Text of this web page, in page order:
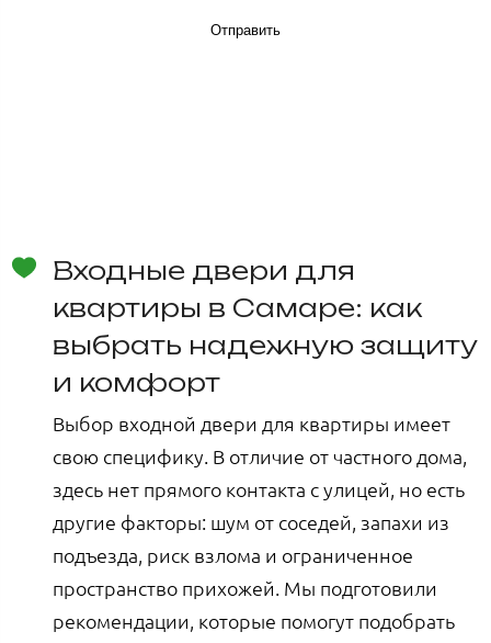
Отправить
Входные двери для
квартиры в Самаре: как
выбрать надежную защиту
и комфорт
Выбор входной двери для квартиры имеет
свою специфику. В отличие от частного дома,
здесь нет прямого контакта с улицей, но есть
другие факторы: шум от соседей, запахи из
подъезда, риск взлома и ограниченное
пространство прихожей. Мы подготовили
рекомендации, которые помогут подобрать